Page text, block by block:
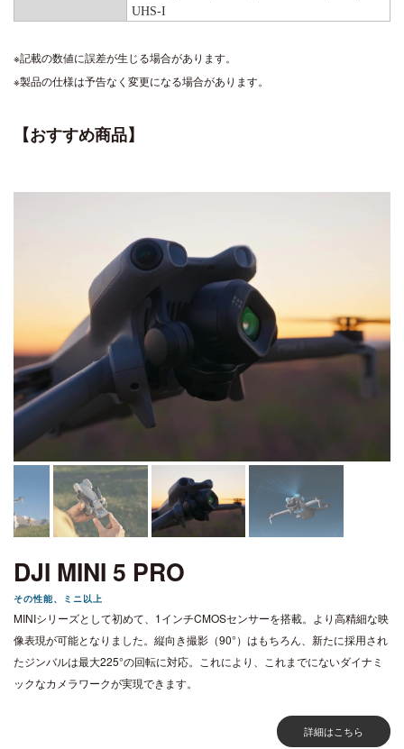
UHS-I
※記載の数値に誤差が生じる場合があります。
※製品の仕様は予告なく変更になる場合があります。
【おすすめ商品】
DJI MINI 5 PRO
その性能、ミニ以上
MINIシリーズとして初めて、1インチCMOSセンサーを搭載。より高精細な映
像表現が可能となりました。縦向き撮影（90°）はもちろん、新たに採用され
たジンバルは最大225°の回転に対応。これにより、これまでにないダイナミ
ックなカメラワークが実現できます。
詳細はこちら